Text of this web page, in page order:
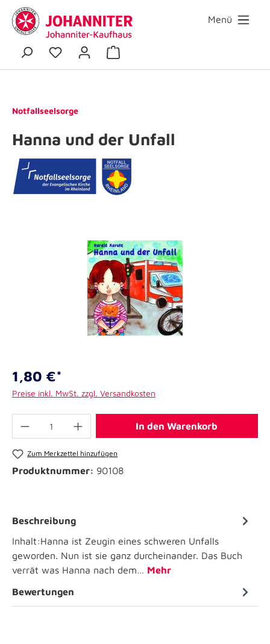
Menü
Notfallseelsorge
Hanna und der Unfall
1,80 €*
Preise inkl. MwSt. zzgl. Versandkosten
In den Warenkorb
Zum Merkzettel hinzufügen
Produktnummer: 90108
Beschreibung
Inhalt:Hanna ist Zeugin eines schweren Unfalls
geworden. Nun ist sie ganz durcheinander. Das Buch
verrät was Hanna nach dem… Mehr
Bewertungen